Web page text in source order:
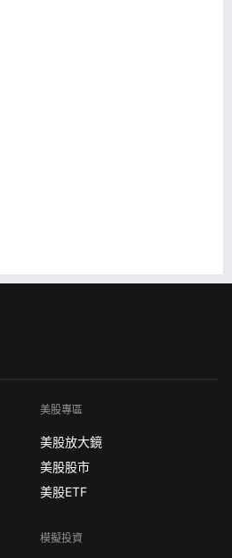
美股專區
美股放大鏡
美股股市
美股ETF
模擬投資